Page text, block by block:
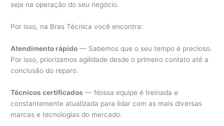
seja na operação do seu negócio.
Por isso, na Bras Técnica você encontra:
Atendimento rápido — Sabemos que o seu tempo é precioso.
Por isso, priorizamos agilidade desde o primeiro contato até a
conclusão do reparo.
Técnicos certificados — Nossa equipe é treinada e
constantemente atualizada para lidar com as mais diversas
marcas e tecnologias do mercado.